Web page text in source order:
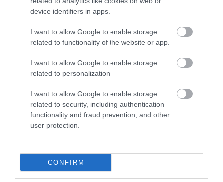
device identifiers in apps.
I want to allow Google to enable storage
related to functionality of the website or app.
I want to allow Google to enable storage
related to personalization.
I want to allow Google to enable storage
related to security, including authentication
functionality and fraud prevention, and other
user protection.
CONFIRM
II. Erzsébet első unokatestvéreinek,
Nerissa és Katherine Bowes-Lyonnak a
története évtizedeken át szinte teljesen
ismeretlen maradt a nyilvánosság előtt.
Olyannyira, hogy a brit arisztokrácia
családfáit nyilvántartó Burke’s Peerage
2026. JÚNIUS 12. ● OLÁH-BEBESI BORBÁLA
46 éven át rejtegették II.
Erzsébet értelmi fogyatékos…
OLÁH-BEBESI BORBÁLA